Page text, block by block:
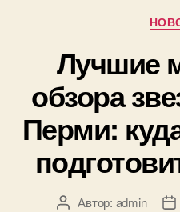
Лучшие
обзора
Перми:
АвторАвтор: admin